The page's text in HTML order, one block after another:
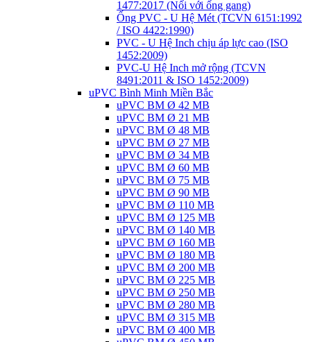
1477:2017 (Nối với ống gang)
Ống PVC - U Hệ Mét (TCVN 6151:1992
/ ISO 4422:1990)
PVC - U Hệ Inch chịu áp lực cao (ISO
1452:2009)
PVC-U Hệ Inch mở rộng (TCVN
8491:2011 & ISO 1452:2009)
uPVC Bình Minh Miền Bắc
uPVC BM Ø 42 MB
uPVC BM Ø 21 MB
uPVC BM Ø 48 MB
uPVC BM Ø 27 MB
uPVC BM Ø 34 MB
uPVC BM Ø 60 MB
uPVC BM Ø 75 MB
uPVC BM Ø 90 MB
uPVC BM Ø 110 MB
uPVC BM Ø 125 MB
uPVC BM Ø 140 MB
uPVC BM Ø 160 MB
uPVC BM Ø 180 MB
uPVC BM Ø 200 MB
uPVC BM Ø 225 MB
uPVC BM Ø 250 MB
uPVC BM Ø 280 MB
uPVC BM Ø 315 MB
uPVC BM Ø 400 MB